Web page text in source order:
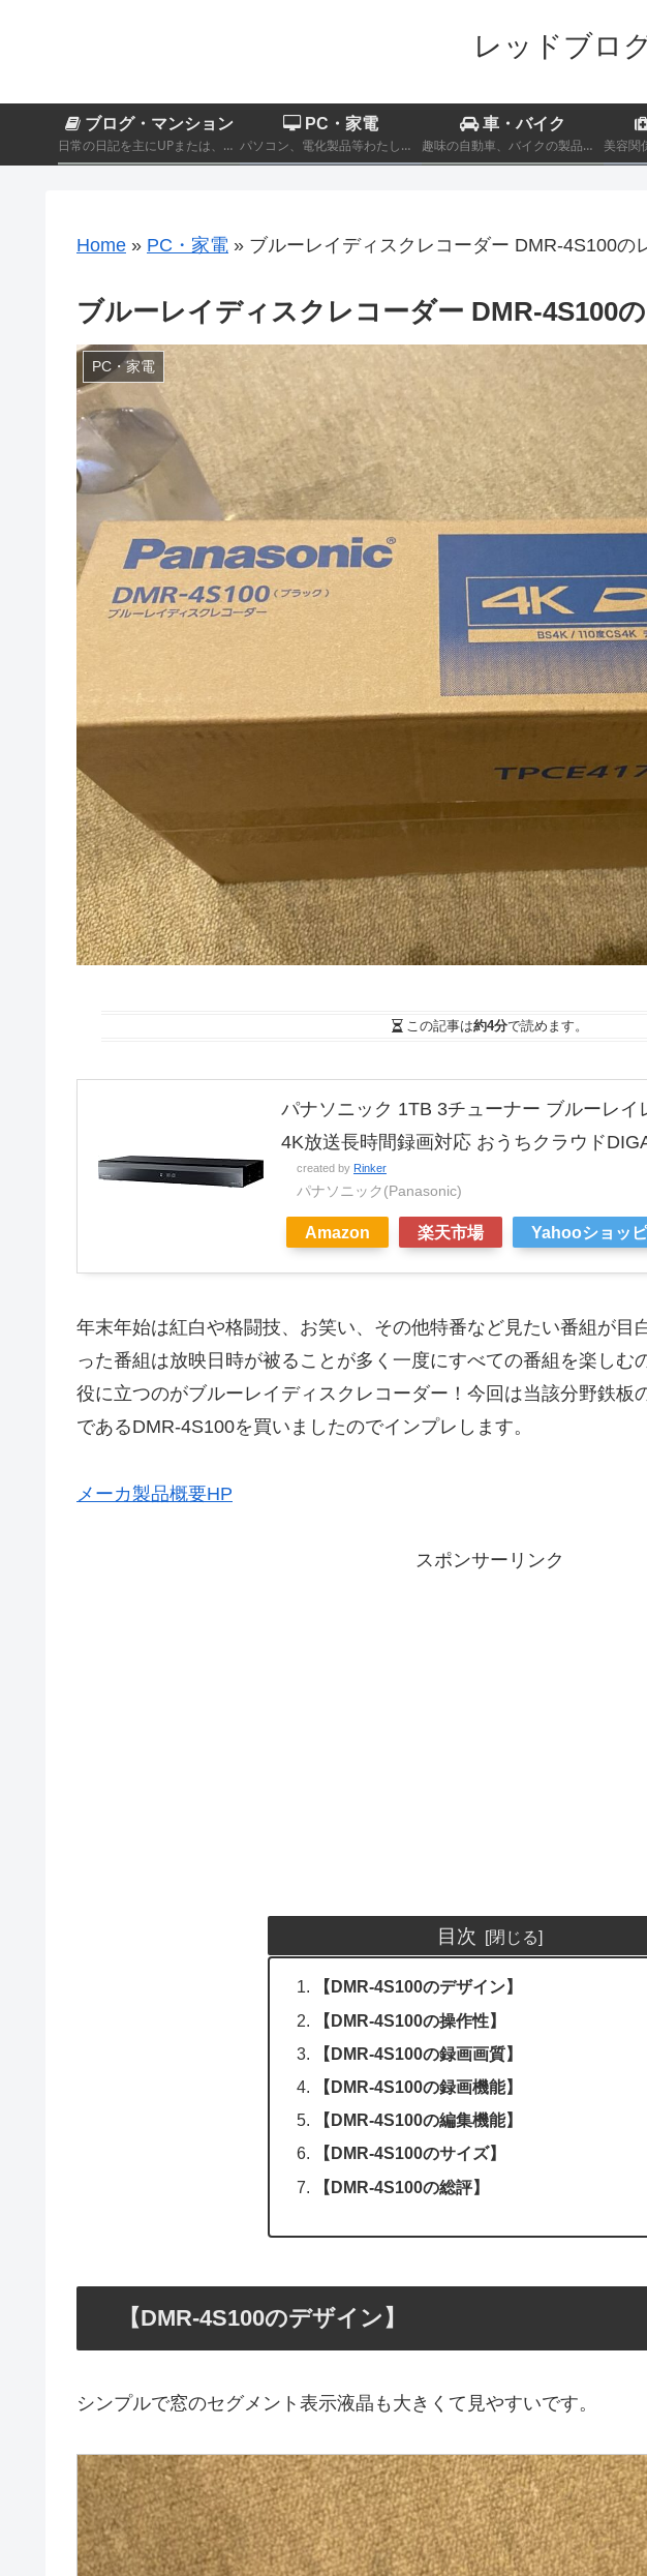
レッドブロ
ブログ・マンション
日常の日記を主にUPまたは、カテゴリーに分類されないその他製品商品のレビュー記事。
PC・家電
パソコン、電化製品等わたし自身が実際に購入したものをレビューするカテゴリーです。
車・バイク
趣味の自動車、バイクの製品レビューおよび車両のインプレッション
Home » PC・家電 » ブルーレイディスクレコーダー DMR-4S100の
ブルーレイディスクレコーダー DMR-4S100
PC・家電
この記事は約4分で読めます。
パナソニック 1TB 3チューナー ブルーレ
4K放送長時間録画対応 おうちクラウド
created by Rinker
パナソニック(Panasonic)
Amazon 楽天市場 Yahooショッ
年末年始は紅白や格闘技、お笑い、その他特番など見たい番組が目
った番組は放映日時が被ることが多く一度にすべての番組を楽しむ
役に立つのがブルーレイディスクレコーダー！今回は当該分野鉄板
であるDMR-4S100を買いましたのでインプレします。
メーカ製品概要HP
スポンサーリンク
目次
【DMR-4S100のデザイン】
【DMR-4S100の操作性】
【DMR-4S100の録画画質】
【DMR-4S100の録画機能】
【DMR-4S100の編集機能】
【DMR-4S100のサイズ】
【DMR-4S100の総評】
【DMR-4S100のデザイン】
シンプルで窓のセグメント表示液晶も大きくて見やすいです。